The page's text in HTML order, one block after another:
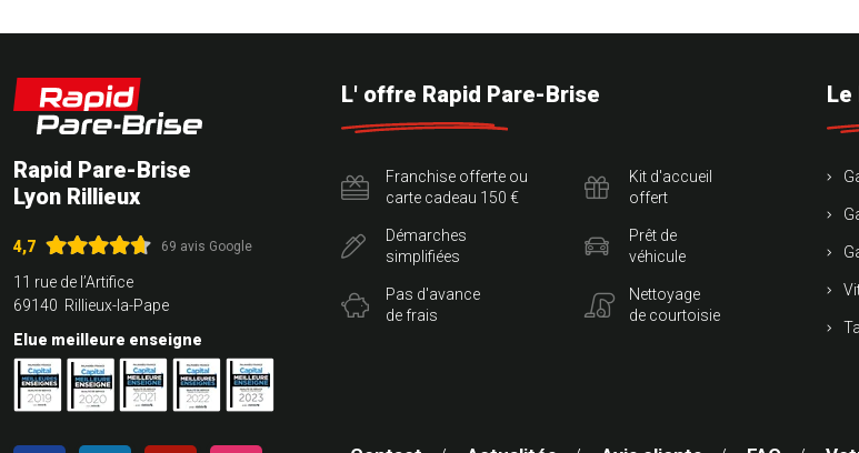
Rapid Pare-Brise
Lyon Rillieux
4,7 69 avis Google
11 rue de l’Artifice
69140 Rillieux-la-Pape
Elue meilleure enseigne
L' offre Rapid Pare-Brise
Franchise offerte ou
carte cadeau 150 €
Démarches
simplifiées
Pas d'avance
de frais
Kit d'accueil
offert
Prêt de
véhicule
Nettoyage
de courtoisie
Le